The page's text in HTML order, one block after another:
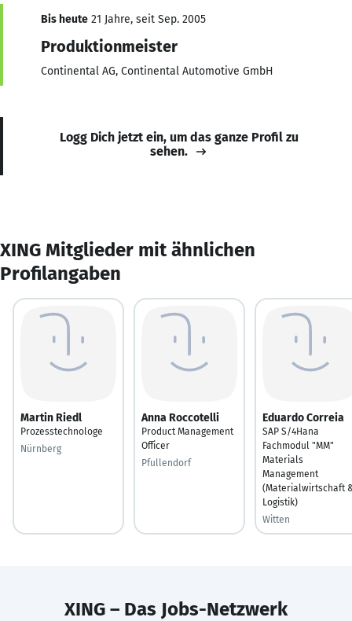
Bis heute 21 Jahre, seit Sep. 2005
Produktionmeister
Continental AG, Continental Automotive GmbH
Logg Dich jetzt ein, um das ganze Profil zu
sehen.
XING Mitglieder mit ähnlichen
Profilangaben
Martin Riedl
Prozesstechnologe
Nürnberg
Anna Roccotelli
Product Management
Officer
Pfullendorf
Eduardo Correia
SAP S/4Hana
Fachmodul "MM"
Materials
Management
(Materialwirtschaft
Logistik)
Witten
XING – Das Jobs-Netzwerk